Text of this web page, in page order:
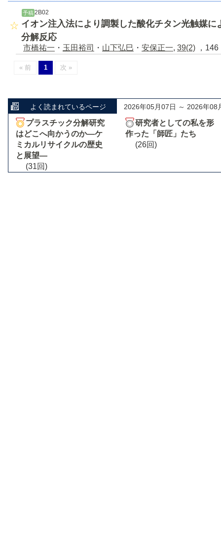
予稿 2B02
イオン注入法により調製した酸化チタン光触媒に
分解反応
市橋祐一 ・ 玉田裕司 ・ 山下弘巳 ・ 安保正一, 39(2) ，
« 前 1 次 »
よく読まれているページ 2026年05月07日 ～ 2026年08
プラスチック分解研究
はどこへ向かうのか―ケ
ミカルリサイクルの歴史
と展望―
(31回)
研究者としての私を形
作った「師匠」たち
(26回)